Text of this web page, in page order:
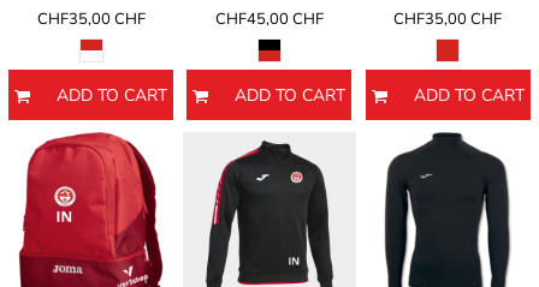
CHF35,00 CHF
ADD TO CART
CHF45,00 CHF
ADD TO CART
CHF35,00CHF
ADD TO CART